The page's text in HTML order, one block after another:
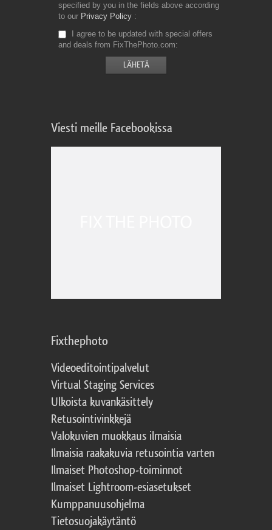
specified by you in the fields above according
to our Privacy Policy
I agree to be updated with special offers
and deals from FixThePhoto.com
Viesti meille Facebookissa
Fixthephoto
Videoeditointipalvelut
Virtual Staging Services
Ulkoista kuvankäsittely
Retusointivinkkejä
Valokuvien muokkaus ilmaisia
Ilmaisia raakakuvia retusointia varten
Ilmaiset Photoshop-toiminnot
Ilmaiset Lightroom-esiasetukset
Kumppanuusohjelma
Tietosuojakäytäntö